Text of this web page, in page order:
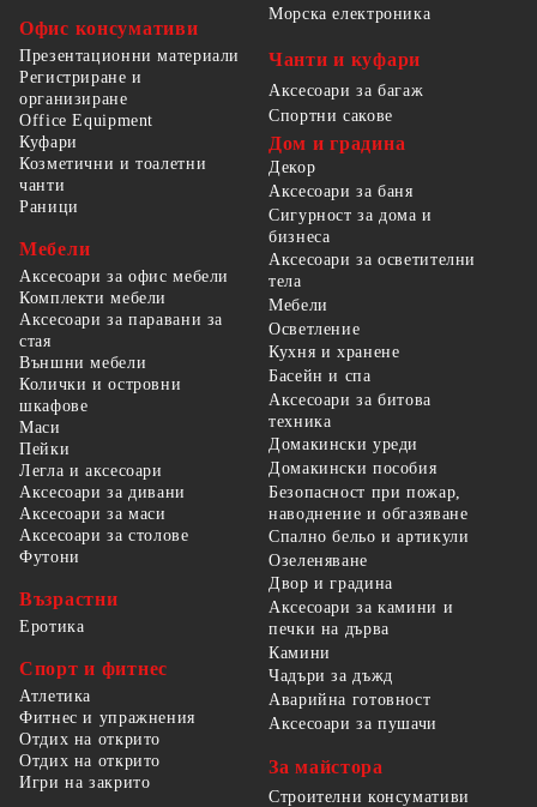
Офис консумативи
Презентационни материали
Регистриране и
организиране
Office Equipment
Морска електроника
Чанти и куфари
Аксесоари за багаж
Спортни сакове
Куфари
Козметични и тоалетни
чанти
Раници
Мебели
Аксесоари за офис мебели
Комплекти мебели
Аксесоари за паравани за
стая
Външни мебели
Колички и островни
шкафове
Маси
Пейки
Легла и аксесоари
Аксесоари за дивани
Аксесоари за маси
Аксесоари за столове
Футони
Възрастни
Еротика
Спорт и фитнес
Атлетика
Фитнес и упражнения
Отдих на открито
Отдих на открито
Игри на закрито
Дом и градина
Декор
Аксесоари за баня
Сигурност за дома и
бизнеса
Аксесоари за осветителни
тела
Мебели
Осветление
Кухня и хранене
Басейн и спа
Аксесоари за битова
техника
Домакински уреди
Домакински пособия
Безопасност при пожар,
наводнение и обгазяване
Спално бельо и артикули
Озеленяване
Двор и градина
Аксесоари за камини и
печки на дърва
Камини
Чадъри за дъжд
Аварийна готовност
Аксесоари за пушачи
За майстора
Строителни консумативи